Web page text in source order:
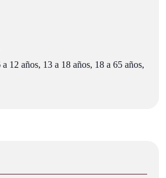
12 años, 13 a 18 años, 18 a 65 años,